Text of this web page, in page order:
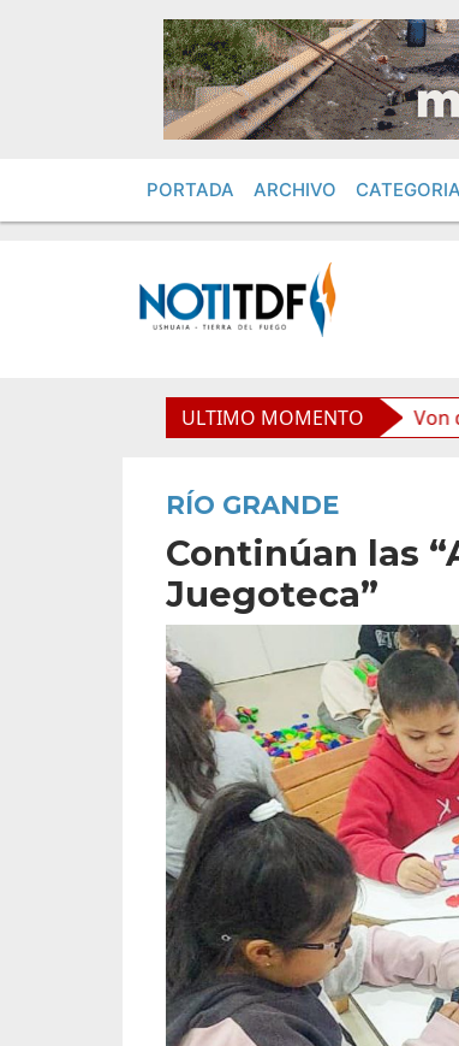
PORTADA ARCHIVO
ULTIMO MOMENTO
boliviana”, afirmó Becerra Von der
RÍO GRANDE
Continúan las
Juegoteca”